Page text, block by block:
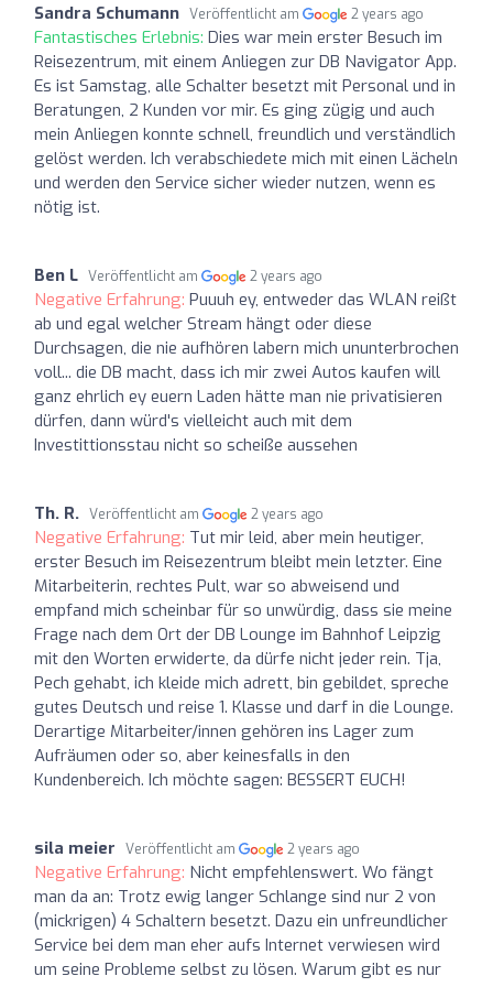
Sandra Schumann Veröffentlicht am 2 years ago
Fantastisches Erlebnis: Dies war mein erster Besuch im
Reisezentrum, mit einem Anliegen zur DB Navigator App.
Es ist Samstag, alle Schalter besetzt mit Personal und in
Beratungen, 2 Kunden vor mir. Es ging zügig und auch
mein Anliegen konnte schnell, freundlich und verständlich
gelöst werden. Ich verabschiedete mich mit einen Lächeln
und werden den Service sicher wieder nutzen, wenn es
nötig ist.
Ben L Veröffentlicht am 2 years ago
Negative Erfahrung: Puuuh ey, entweder das WLAN reißt
ab und egal welcher Stream hängt oder diese
Durchsagen, die nie aufhören labern mich ununterbrochen
voll... die DB macht, dass ich mir zwei Autos kaufen will
ganz ehrlich ey euern Laden hätte man nie privatisieren
dürfen, dann würd's vielleicht auch mit dem
Investittionsstau nicht so scheiße aussehen
Th. R. Veröffentlicht am 2 years ago
Negative Erfahrung: Tut mir leid, aber mein heutiger,
erster Besuch im Reisezentrum bleibt mein letzter. Eine
Mitarbeiterin, rechtes Pult, war so abweisend und
empfand mich scheinbar für so unwürdig, dass sie meine
Frage nach dem Ort der DB Lounge im Bahnhof Leipzig
mit den Worten erwiderte, da dürfe nicht jeder rein. Tja,
Pech gehabt, ich kleide mich adrett, bin gebildet, spreche
gutes Deutsch und reise 1. Klasse und darf in die Lounge.
Derartige Mitarbeiter/innen gehören ins Lager zum
Aufräumen oder so, aber keinesfalls in den
Kundenbereich. Ich möchte sagen: BESSERT EUCH!
sila meier Veröffentlicht am 2 years ago
Negative Erfahrung: Nicht empfehlenswert. Wo fängt
man da an: Trotz ewig langer Schlange sind nur 2 von
(mickrigen) 4 Schaltern besetzt. Dazu ein unfreundlicher
Service bei dem man eher aufs Internet verwiesen wird
um seine Probleme selbst zu lösen. Warum gibt es nur